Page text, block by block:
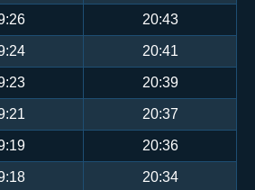
20:43
20:41
20:39
20:37
20:36
20:34